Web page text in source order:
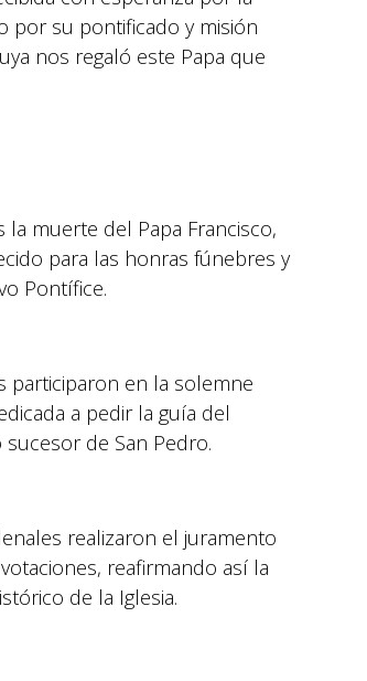
por su pontificado y misión
nos regaló este Papa que
muerte del Papa Francisco,
para las honras fúnebres y
Pontífice.
en la solemne
a pedir la guía del
de San Pedro.
realizaron el juramento
reafirmando así la
de la Iglesia.
para la Educación